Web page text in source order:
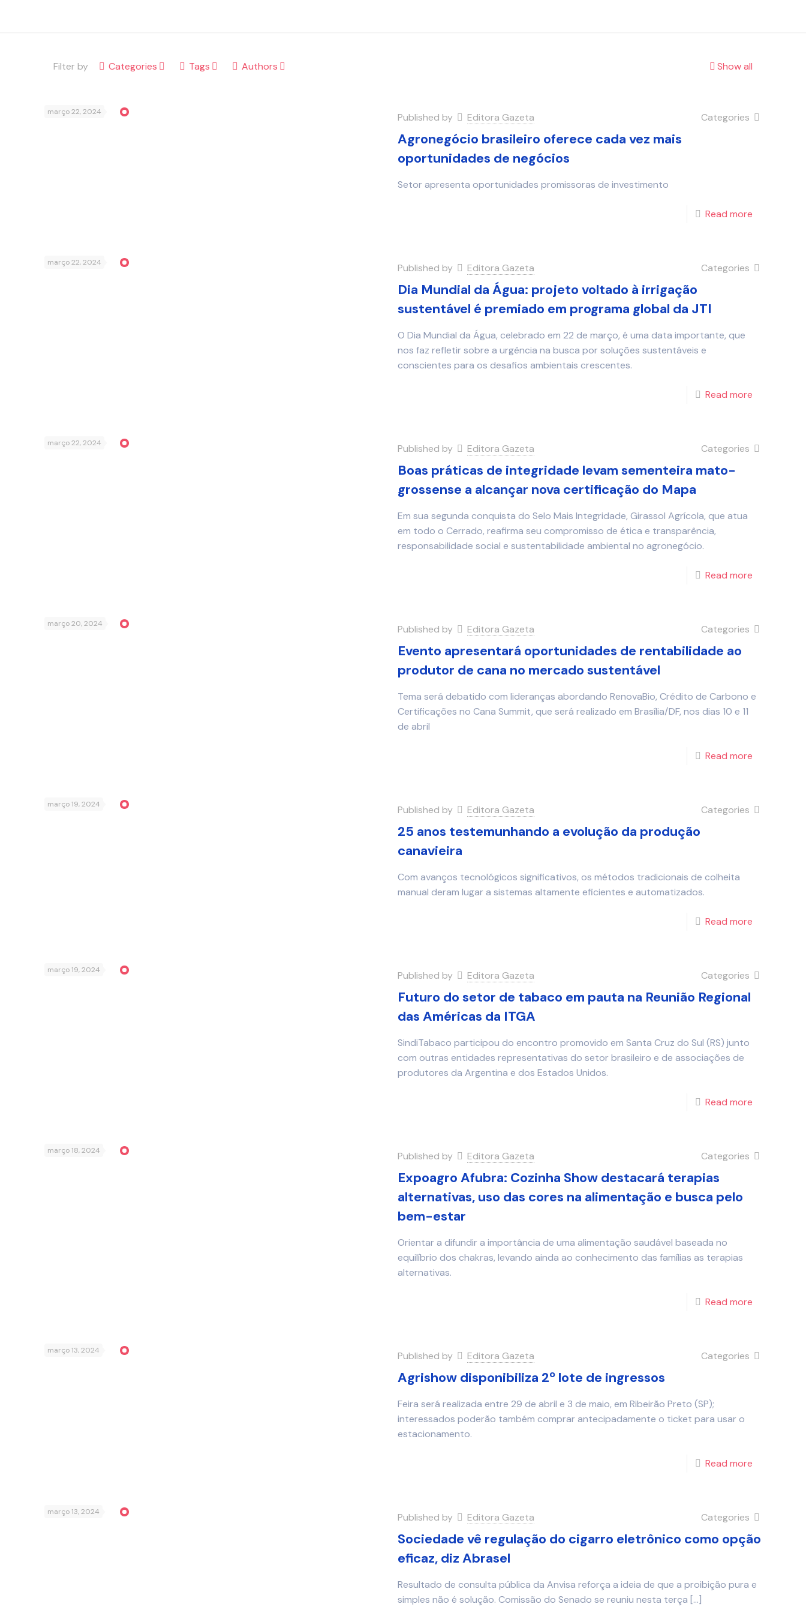
Filter by Categories Tags Authors Show all
março 22, 2024 Published by Editora Gazeta Categories
Agronegócio brasileiro oferece cada vez mais
oportunidades de negócios
Setor apresenta oportunidades promissoras de investimento
Read more
março 22, 2024 Published by Editora Gazeta Categories
Dia Mundial da Água: projeto voltado à irrigação
sustentável é premiado em programa global da JTI
O Dia Mundial da Água, celebrado em 22 de março, é uma data importante, que
nos faz refletir sobre a urgência na busca por soluções sustentáveis e
conscientes para os desafios ambientais crescentes.
Read more
março 22, 2024 Published by Editora Gazeta Categories
Boas práticas de integridade levam sementeira mato-
grossense a alcançar nova certificação do Mapa
Em sua segunda conquista do Selo Mais Integridade, Girassol Agrícola, que atua
em todo o Cerrado, reafirma seu compromisso de ética e transparência,
responsabilidade social e sustentabilidade ambiental no agronegócio.
Read more
março 20, 2024 Published by Editora Gazeta Categories
Evento apresentará oportunidades de rentabilidade ao
produtor de cana no mercado sustentável
Tema será debatido com lideranças abordando RenovaBio, Crédito de Carbono e
Certificações no Cana Summit, que será realizado em Brasília/DF, nos dias 10 e 11
de abril
Read more
março 19, 2024 Published by Editora Gazeta Categories
25 anos testemunhando a evolução da produção
canavieira
Com avanços tecnológicos significativos, os métodos tradicionais de colheita
manual deram lugar a sistemas altamente eficientes e automatizados.
Read more
março 19, 2024 Published by Editora Gazeta Categories
Futuro do setor de tabaco em pauta na Reunião Regional
das Américas da ITGA
SindiTabaco participou do encontro promovido em Santa Cruz do Sul (RS) junto
com outras entidades representativas do setor brasileiro e de associações de
produtores da Argentina e dos Estados Unidos.
Read more
março 18, 2024 Published by Editora Gazeta Categories
Expoagro Afubra: Cozinha Show destacará terapias
alternativas, uso das cores na alimentação e busca pelo
bem-estar
Orientar a difundir a importância de uma alimentação saudável baseada no
equilíbrio dos chakras, levando ainda ao conhecimento das famílias as terapias
alternativas.
Read more
março 13, 2024 Published by Editora Gazeta Categories
Agrishow disponibiliza 2º lote de ingressos
Feira será realizada entre 29 de abril e 3 de maio, em Ribeirão Preto (SP);
interessados poderão também comprar antecipadamente o ticket para usar o
estacionamento.
Read more
março 13, 2024 Published by Editora Gazeta Categories
Sociedade vê regulação do cigarro eletrônico como opção
eficaz, diz Abrasel
Resultado de consulta pública da Anvisa reforça a ideia de que a proibição pura e
simples não é solução. Comissão do Senado se reuniu nesta terça […]